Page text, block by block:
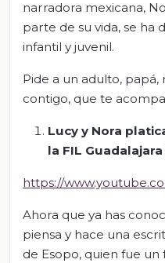
narradora mexicana,
parte de su vida, se ha
infantil y juvenil.
Pide a un adulto,
contigo, que te
Lucy y Nora
la FIL Guadalajara
https://
Ahora que ya has
piensa y hace una
de Esopo, quien fue